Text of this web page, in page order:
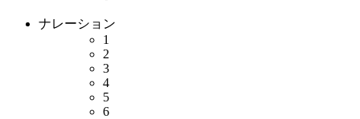
ナレーション
1
2
3
4
5
6